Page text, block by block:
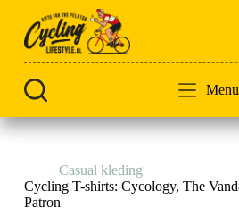
artikel
Menu
HomeCasual kleding
Cycling T-shirts: Cycology, The
Patron